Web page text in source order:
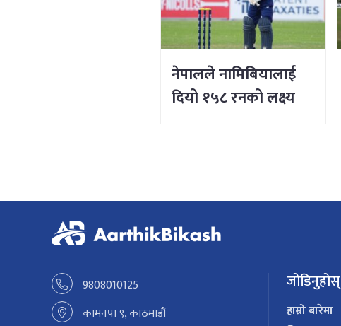
नेपालले नामिबियालाई
दियो १५८ रनको लक्ष्य
9808010125
कामनपा ९, काठमाडौं
जोडिनुहोस्
हाम्रो बारेमा